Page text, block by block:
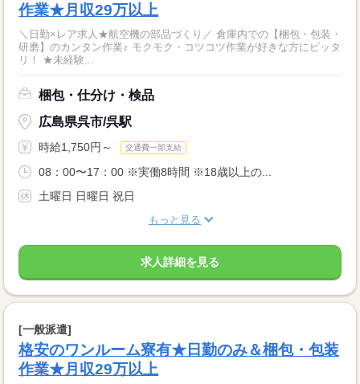
作業★月収29万以上
＼日勤×レア求人★航空機の部品づくり／ 倉庫内での【梱包・包装・
研磨】のカンタン作業♪ モクモク・コツコツ作業が好きな方にピッタ
リ！ ★未経験...
梱包・仕分け・検品
広島県呉市/呉駅
時給1,750円～ 交通費一部支給
08：00〜17：00 ※実働8時間 ※18歳以上の...
土曜日 日曜日 祝日
もっと見る
求人詳細を見る
[一般派遣]
格安のワンルーム寮有★日勤のみ＆梱包・包装
作業★月収29万以上